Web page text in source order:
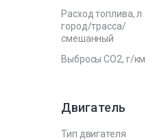
Расход топлива, л
город/трасса/
смешанный
Выбросы CO2, г/км
Двигатель
Тип двигателя